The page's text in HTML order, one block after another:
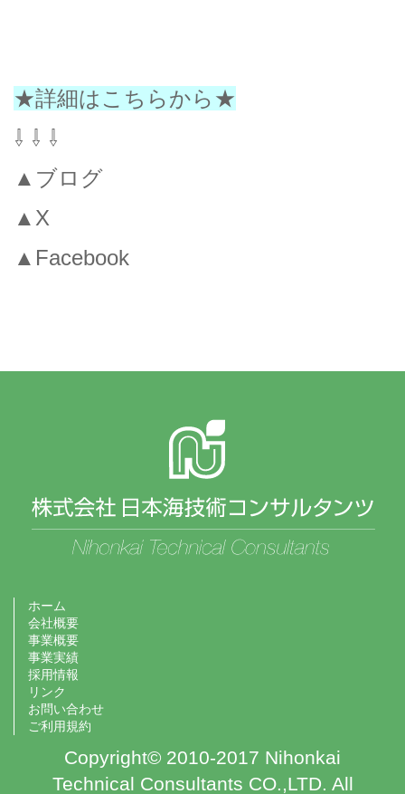
★詳細はこちらから★
⇩ ⇩ ⇩
▲ブログ
▲X
▲Facebook
ホーム
会社概要
事業概要
事業実績
採用情報
リンク
お問い合わせ
ご利用規約
Copyright© 2010-2017 Nihonkai
Technical Consultants CO.,LTD. All